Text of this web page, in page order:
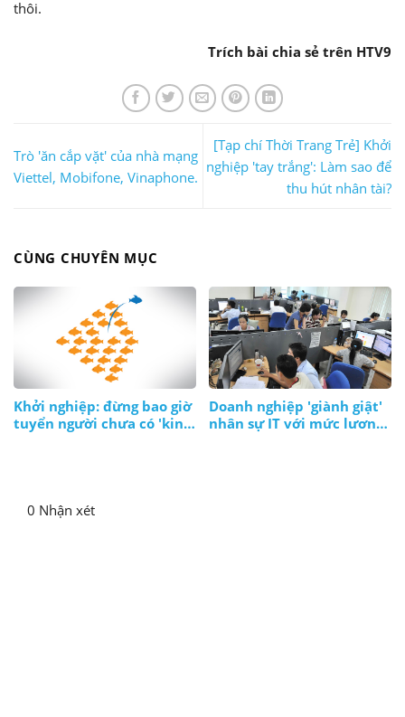
thôi.
Trích bài chia sẻ trên HTV9
Trò 'ăn cắp vặt' của nhà mạng
Viettel, Mobifone, Vinaphone.
[Tạp chí Thời Trang Trẻ] Khởi
nghiệp 'tay trắng': Làm sao để
thu hút nhân tài?
CÙNG CHUYÊN MỤC
Khởi nghiệp: đừng bao giờ
tuyển người chưa có 'kinh
Doanh nghiệp 'giành giật'
nhân sự IT với mức lương
0 Nhận xét